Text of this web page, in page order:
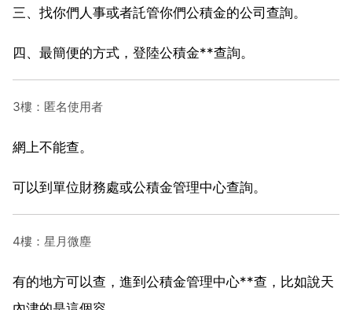
三、找你們人事或者託管你們公積金的公司查詢。
四、最簡便的方式，登陸公積金**查詢。
3樓：匿名使用者
網上不能查。
可以到單位財務處或公積金管理中心查詢。
4樓：星月微塵
有的地方可以查，進到公積金管理中心**查，比如說天